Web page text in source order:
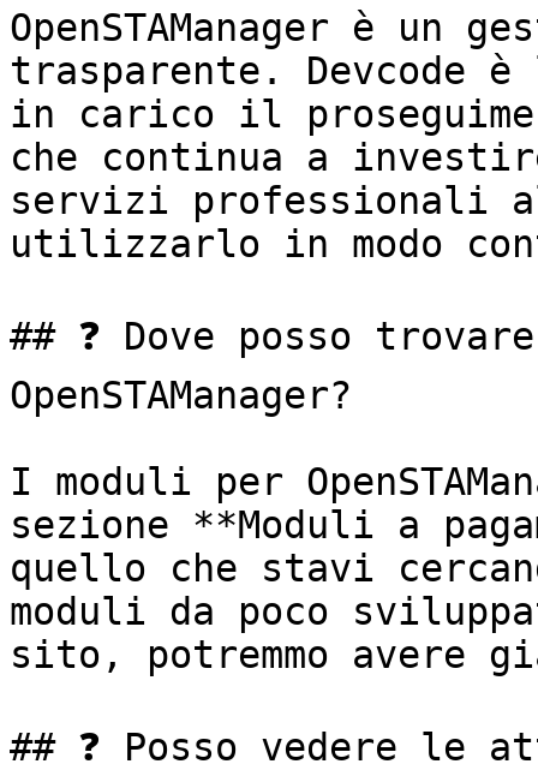
OpenSTAManager è un
trasparente. Devcode
in carico il
che continua a
servizi professionali
utilizzarlo in modo
## ❓ Dove posso
OpenSTAManager?
I moduli per
sezione **Moduli a
quello che stavi
moduli da poco
sito, potremmo avere
## ❓ Posso vedere le